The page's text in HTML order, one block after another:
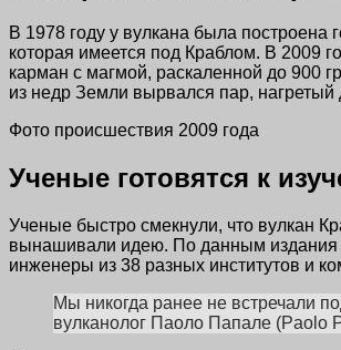
В 1978 году у вулкана была построена
которая имеется под Краблом. В 2009
карман с магмой, раскаленной до 900
из недр Земли вырвался пар,
Фото происшествия 2009 года
Ученые готовятся к
Ученые быстро смекнули, что вулкан
вынашивали идею. По данным издания
инженеры из 38 разных институтов и
Мы никогда ранее не встречали
вулканолог Паоло Папале (Paolo